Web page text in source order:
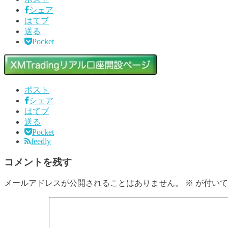
シェア
はてブ
送る
Pocket
ポスト
シェア
はてブ
送る
Pocket
feedly
コメントを残す
メールアドレスが公開されることはありません。 ※ が付い